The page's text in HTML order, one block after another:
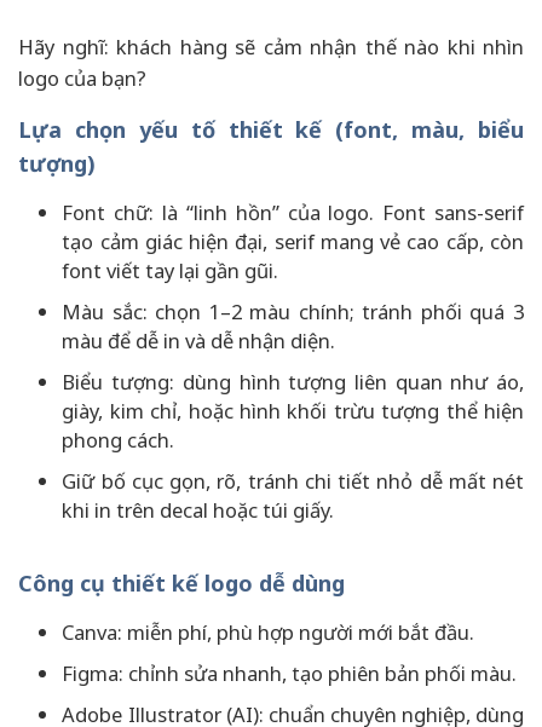
Hãy nghĩ: khách hàng sẽ cảm nhận thế nào khi nhìn
logo của bạn?
Lựa chọn yếu tố thiết kế (font, màu, biểu
tượng)
Font chữ: là “linh hồn” của logo. Font sans-serif
tạo cảm giác hiện đại, serif mang vẻ cao cấp, còn
font viết tay lại gần gũi.
Màu sắc: chọn 1–2 màu chính; tránh phối quá 3
màu để dễ in và dễ nhận diện.
Biểu tượng: dùng hình tượng liên quan như áo,
giày, kim chỉ, hoặc hình khối trừu tượng thể hiện
phong cách.
Giữ bố cục gọn, rõ, tránh chi tiết nhỏ dễ mất nét
khi in trên decal hoặc túi giấy.
Công cụ thiết kế logo dễ dùng
Canva: miễn phí, phù hợp người mới bắt đầu.
Figma: chỉnh sửa nhanh, tạo phiên bản phối màu.
Adobe Illustrator (AI): chuẩn chuyên nghiệp, dùng